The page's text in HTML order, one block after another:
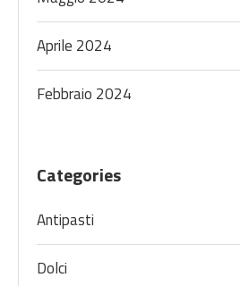
Aprile 2024
Febbraio 2024
Categories
Antipasti
Dolci